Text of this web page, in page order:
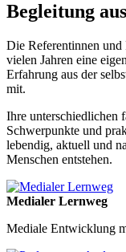
Begleitung
Die Referentinnen
vielen Jahren eine
Erfahrung aus der
mit.
Ihre unterschiedlichen
Schwerpunkte und
lebendig, aktuell und
Menschen entstehen.
Medialer Lernweg
Mediale Entwicklung